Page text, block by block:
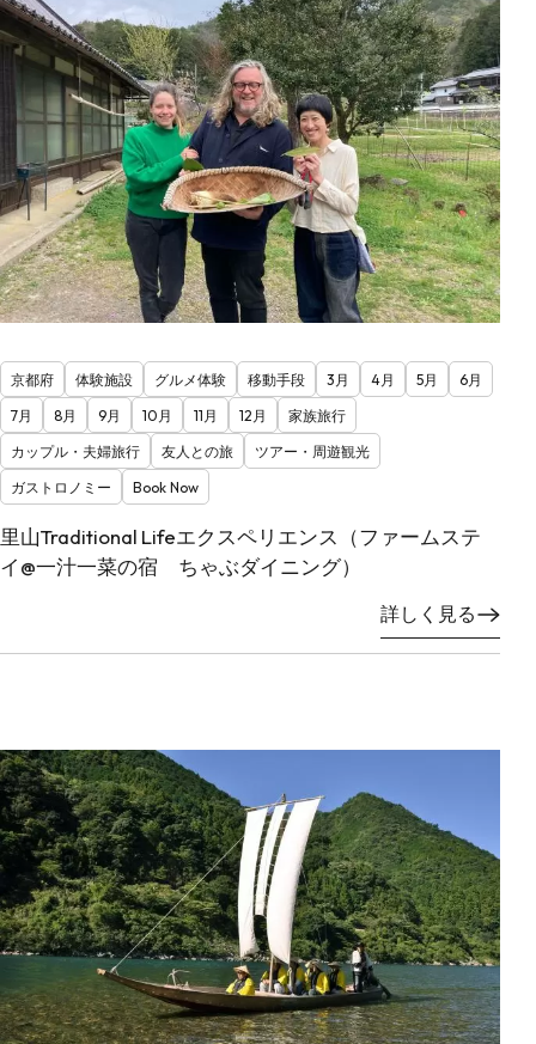
京都府 体験施設 グルメ体験 移動手段 3月 4月 5月
6月
7月
8月 9月 10月 11月 12月
家族旅行
カップル・夫婦旅行
友人との旅
ツアー・周遊観光
ガストロノミー
Book Now
里山Traditional Lifeエクスペリエンス（ファームステ
イ@一汁一菜の宿 ちゃぶダイニング）
詳しく見る